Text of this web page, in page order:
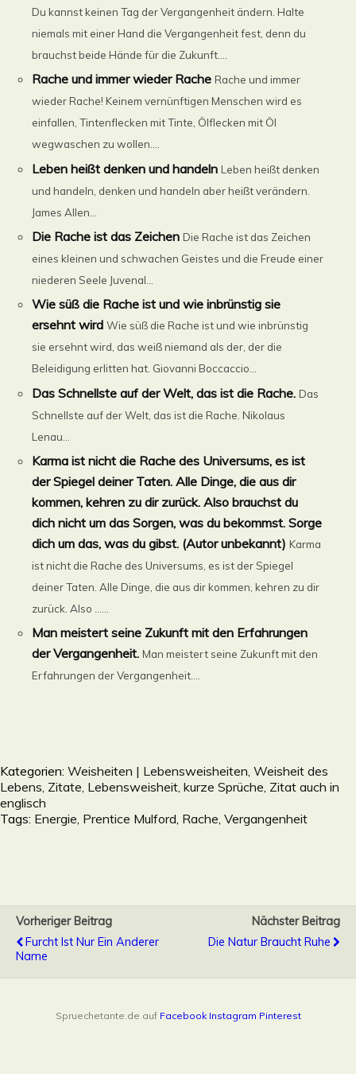
Du kannst keinen Tag der Vergangenheit ändern. Halte
niemals mit einer Hand die Vergangenheit fest, denn du
brauchst beide Hände für die Zukunft....
Rache und immer wieder Rache Rache und immer
wieder Rache! Keinem vernünftigen Menschen wird es
einfallen, Tintenflecken mit Tinte, Ölflecken mit Öl
wegwaschen zu wollen....
Leben heißt denken und handeln Leben heißt denken
und handeln, denken und handeln aber heißt verändern.
James Allen...
Die Rache ist das Zeichen Die Rache ist das Zeichen
eines kleinen und schwachen Geistes und die Freude einer
niederen Seele Juvenal...
Wie süß die Rache ist und wie inbrünstig sie
ersehnt wird Wie süß die Rache ist und wie inbrünstig
sie ersehnt wird, das weiß niemand als der, der die
Beleidigung erlitten hat. Giovanni Boccaccio...
Das Schnellste auf der Welt, das ist die Rache. Das
Schnellste auf der Welt, das ist die Rache. Nikolaus
Lenau...
Karma ist nicht die Rache des Universums, es ist
der Spiegel deiner Taten. Alle Dinge, die aus dir
kommen, kehren zu dir zurück. Also brauchst du
dich nicht um das Sorgen, was du bekommst. Sorge
dich um das, was du gibst. (Autor unbekannt) Karma
ist nicht die Rache des Universums, es ist der Spiegel
deiner Taten. Alle Dinge, die aus dir kommen, kehren zu dir
zurück. Also ......
Man meistert seine Zukunft mit den Erfahrungen
der Vergangenheit. Man meistert seine Zukunft mit den
Erfahrungen der Vergangenheit....
Kategorien: Weisheiten | Lebensweisheiten, Weisheit des
Lebens, Zitate, Lebensweisheit, kurze Sprüche, Zitat auch in
englisch
Tags: Energie Prentice Mulford Rache Vergangenheit
Vorheriger Beitrag
Furcht Ist Nur Ein Anderer
Name
Nächster Beitrag
Die Natur Braucht Ruhe
Spruechetante.de auf Facebook Instagram Pinterest